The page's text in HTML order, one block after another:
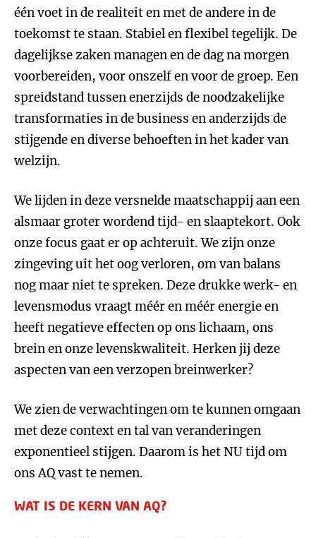
één voet in de realiteit en met de andere in de
toekomst te staan. Stabiel en flexibel tegelijk. De
dagelijkse zaken managen en de dag na morgen
voorbereiden, voor onszelf en voor de groep. Een
spreidstand tussen enerzijds de noodzakelijke
transformaties in de business en anderzijds de
stijgende en diverse behoeften in het kader van
welzijn.
We lijden in deze versnelde maatschappij aan een
alsmaar groter wordend tijd- en slaaptekort. Ook
onze focus gaat er op achteruit. We zijn onze
zingeving uit het oog verloren, om van balans
nog maar niet te spreken. Deze drukke werk- en
levensmodus vraagt méér en méér energie en
heeft negatieve effecten op ons lichaam, ons
brein en onze levenskwaliteit. Herken jij deze
aspecten van een verzopen breinwerker?
We zien de verwachtingen om te kunnen omgaan
met deze context en tal van veranderingen
exponentieel stijgen. Daarom is het NU tijd om
ons AQ vast te nemen.
WAT IS DE KERN VAN AQ?